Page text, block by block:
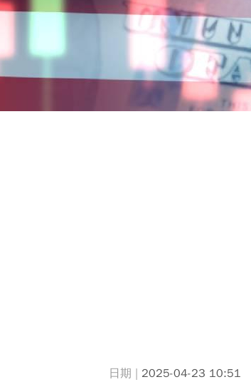
2025-04-23 10:51